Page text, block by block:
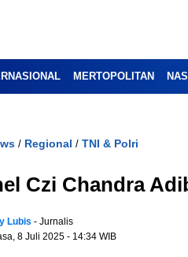
MERTOPOLITAN
/ Regional / TNI & Polri
Czi Chandra
Lubis - Jurnalis
8 Juli 2025 - 14:34 WIB